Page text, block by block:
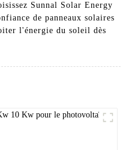
Sunnal Solar Energy
de panneaux solaires
l'énergie du soleil dès